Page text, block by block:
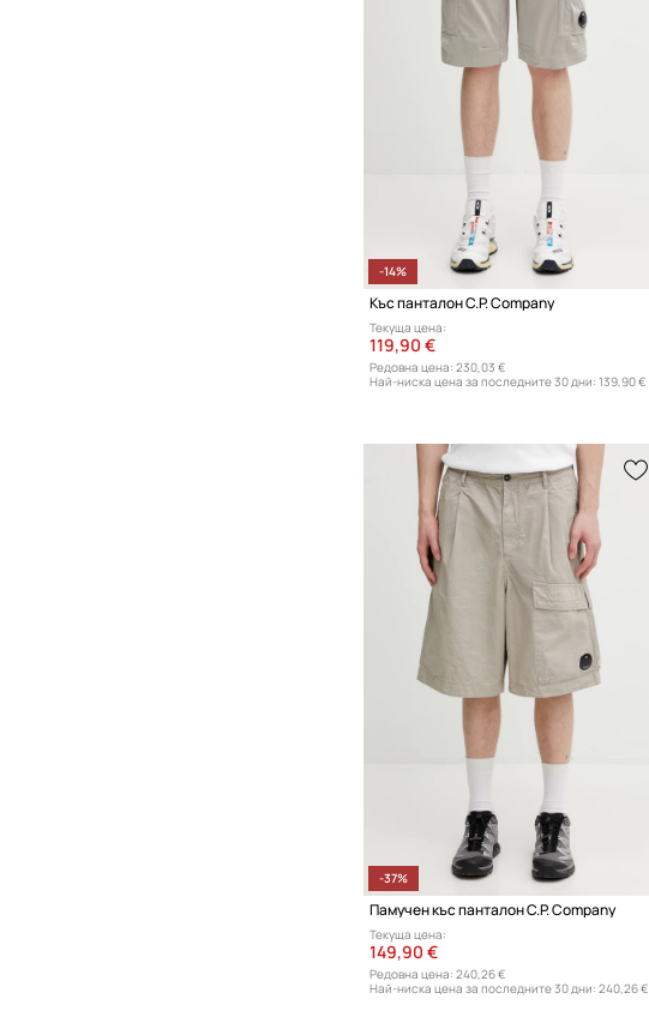
-14%
Къс панталон C.P. Company
Текуща цена:
119,90 €
Редовна цена: 230,03 €
Най-ниска цена за последните 30 дни: 139,90 €
-37%
Памучен къс панталон C.P. Company
Текуща цена:
149,90 €
Редовна цена: 240,26 €
Най-ниска цена за последните 30 дни: 240,26 €